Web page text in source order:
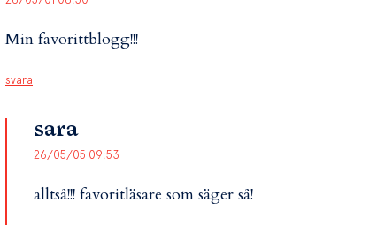
Min favorittblogg!!!
svara
sara
26/05/05 09:53
alltså!!! favoritläsare som säger så!